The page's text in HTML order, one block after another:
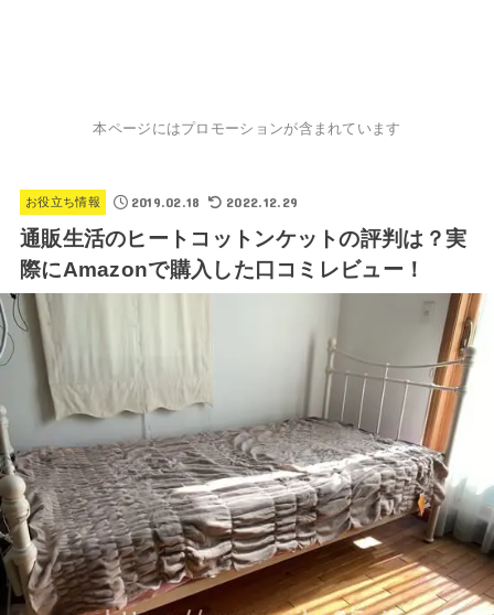
本ページにはプロモーションが含まれています
お役立ち情報 2019.02.18 2022.12.29
通販生活のヒートコットンケットの評判は？実
際にAmazonで購入した口コミレビュー！